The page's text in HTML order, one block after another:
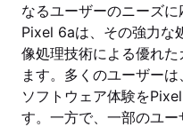
なるユーザーのニーズに
Pixel 6aは、その強力な
像処理技術による優れ
ます。多くのユーザー
ソフトウェア体験を
す。一方で、一部のユ